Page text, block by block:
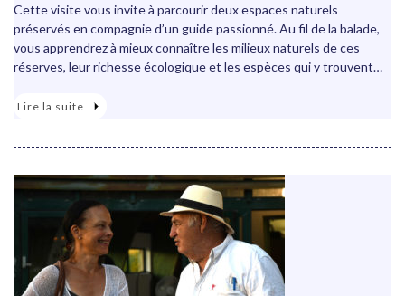
Cette visite vous invite à parcourir deux espaces naturels
préservés en compagnie d’un guide passionné. Au fil de la balade,
vous apprendrez à mieux connaître les milieux naturels de ces
réserves, leur richesse écologique et les espèces qui y trouvent…
Lire la suite